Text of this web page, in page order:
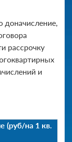
доначисление,
рассрочку
и
(руб/на 1 кв.